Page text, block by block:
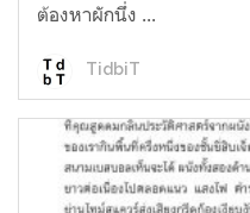
ต้องหาผักนึ่ง ...
TidbiT